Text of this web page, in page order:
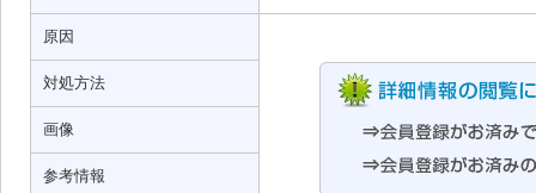
原因
対処方法
画像
参考情報